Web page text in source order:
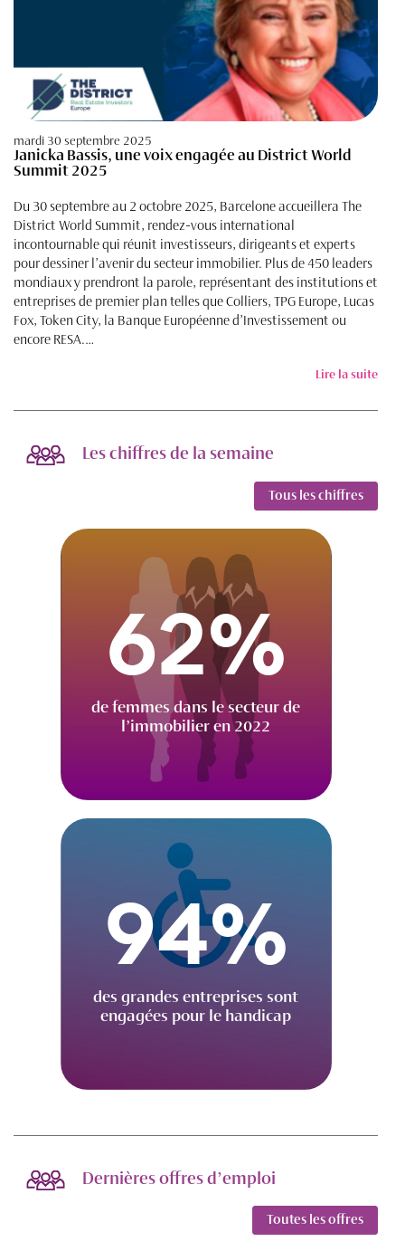
mardi 30 septembre 2025
Janicka Bassis, une voix engagée au District World
Summit 2025
Du 30 septembre au 2 octobre 2025, Barcelone accueillera The
District World Summit, rendez-vous international
incontournable qui réunit investisseurs, dirigeants et experts
pour dessiner l’avenir du secteur immobilier. Plus de 450 leaders
mondiaux y prendront la parole, représentant des institutions et
entreprises de premier plan telles que Colliers, TPG Europe, Lucas
Fox, Token City, la Banque Européenne d’Investissement ou
encore RESA.…
Lire la suite
Les chiffres de la semaine
Tous les chiffres
62%
de femmes dans le secteur de
l’immobilier en 2022
94%
des grandes entreprises sont
engagées pour le handicap
Dernières offres d’emploi
Toutes les offres